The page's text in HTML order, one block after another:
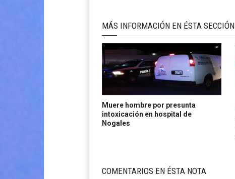
MÁS INFORMACIÓN EN ÉSTA SECCIÓN
Muere hombre por presunta
intoxicación en hospital de
Nogales
COMENTARIOS EN ÉSTA NOTA